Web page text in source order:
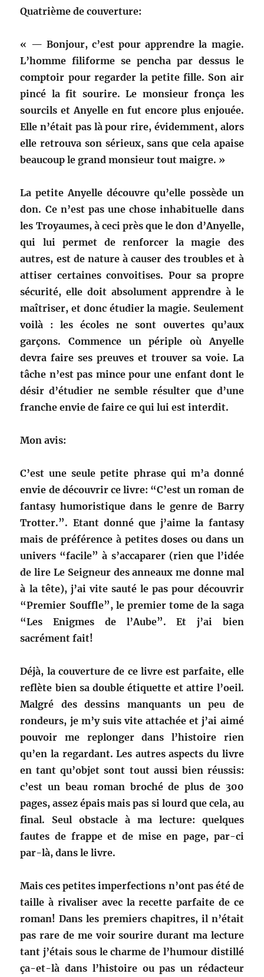
Quatrième de couverture:
« — Bonjour, c’est pour apprendre la magie.
L’homme filiforme se pencha par dessus le
comptoir pour regarder la petite fille. Son air
pincé la fit sourire. Le monsieur fronça les
sourcils et Anyelle en fut encore plus enjouée.
Elle n’était pas là pour rire, évidemment, alors
elle retrouva son sérieux, sans que cela apaise
beaucoup le grand monsieur tout maigre. »
La petite Anyelle découvre qu’elle possède un
don. Ce n’est pas une chose inhabituelle dans
les Troyaumes, à ceci près que le don d’Anyelle,
qui lui permet de renforcer la magie des
autres, est de nature à causer des troubles et à
attiser certaines convoitises. Pour sa propre
sécurité, elle doit absolument apprendre à le
maîtriser, et donc étudier la magie. Seulement
voilà : les écoles ne sont ouvertes qu’aux
garçons. Commence un périple où Anyelle
devra faire ses preuves et trouver sa voie. La
tâche n’est pas mince pour une enfant dont le
désir d’étudier ne semble résulter que d’une
franche envie de faire ce qui lui est interdit.
Mon avis:
C’est une seule petite phrase qui m’a donné
envie de découvrir ce livre: “C’est un roman de
fantasy humoristique dans le genre de Barry
Trotter.”. Etant donné que j’aime la fantasy
mais de préférence à petites doses ou dans un
univers “facile” à s’accaparer (rien que l’idée
de lire Le Seigneur des anneaux me donne mal
à la tête), j’ai vite sauté le pas pour découvrir
“Premier Souffle”, le premier tome de la saga
“Les Enigmes de l’Aube”. Et j’ai bien
sacrément fait!
Déjà, la couverture de ce livre est parfaite, elle
reflète bien sa double étiquette et attire l’oeil.
Malgré des dessins manquants un peu de
rondeurs, je m’y suis vite attachée et j’ai aimé
pouvoir me replonger dans l’histoire rien
qu’en la regardant. Les autres aspects du livre
en tant qu’objet sont tout aussi bien réussis:
c’est un beau roman broché de plus de 300
pages, assez épais mais pas si lourd que cela, au
final. Seul obstacle à ma lecture: quelques
fautes de frappe et de mise en page, par-ci
par-là, dans le livre.
Mais ces petites imperfections n’ont pas été de
taille à rivaliser avec la recette parfaite de ce
roman! Dans les premiers chapitres, il n’était
pas rare de me voir sourire durant ma lecture
tant j’étais sous le charme de l’humour distillé
ça-et-là dans l’histoire ou pas un rédacteur